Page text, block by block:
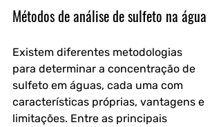
Métodos de análise de sulfeto na água
Existem diferentes metodologias
para determinar a concentração de
sulfeto em águas, cada uma com
características próprias, vantagens e
limitações. Entre as principais